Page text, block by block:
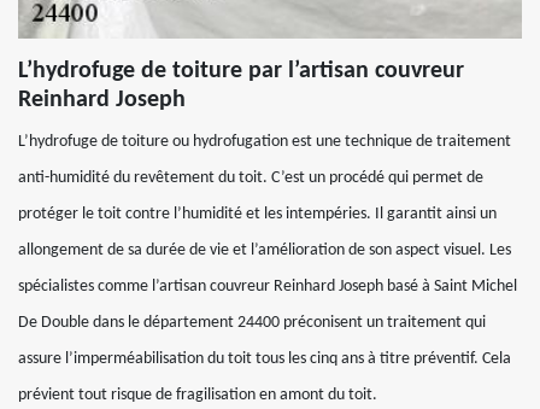
L’hydrofuge de toiture par l’artisan couvreur
Reinhard Joseph
L’hydrofuge de toiture ou hydrofugation est une technique de traitement
anti-humidité du revêtement du toit. C’est un procédé qui permet de
protéger le toit contre l’humidité et les intempéries. Il garantit ainsi un
allongement de sa durée de vie et l’amélioration de son aspect visuel. Les
spécialistes comme l’artisan couvreur Reinhard Joseph basé à Saint Michel
De Double dans le département 24400 préconisent un traitement qui
assure l’imperméabilisation du toit tous les cinq ans à titre préventif. Cela
prévient tout risque de fragilisation en amont du toit.